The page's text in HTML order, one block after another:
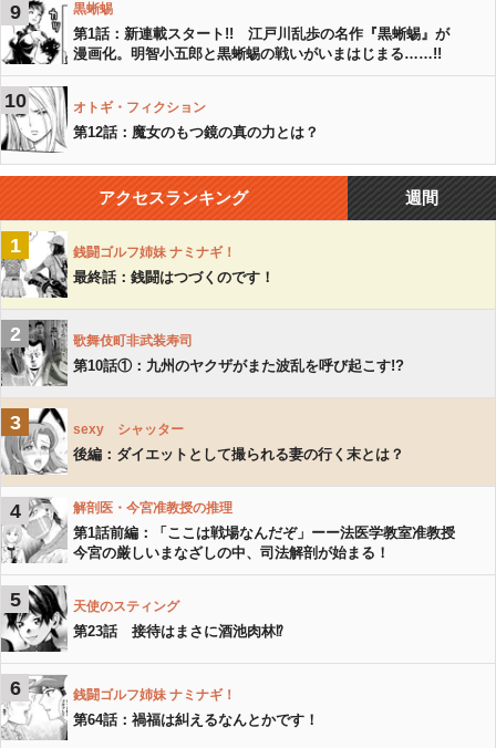
9 黒蜥蜴
第1話：新連載スタート!! 江戸川乱歩の名作『黒蜥蜴』が
漫画化。明智小五郎と黒蜥蜴の戦いがいまはじまる……!!
10 オトギ・フィクション
第12話：魔女のもつ鏡の真の力とは？
アクセスランキング 週間
1 銭闘ゴルフ姉妹 ナミナギ！
最終話：銭闘はつづくのです！
2 歌舞伎町非武装寿司
第10話①：九州のヤクザがまた波乱を呼び起こす!?
3 sexy シャッター
後編：ダイエットとして撮られる妻の行く末とは？
4 解剖医・今宮准教授の推理
第1話前編：「ここは戦場なんだぞ」ーー法医学教室准教授
今宮の厳しいまなざしの中、司法解剖が始まる！
5 天使のスティング
第23話 接待はまさに酒池肉林⁉︎
6 銭闘ゴルフ姉妹 ナミナギ！
第64話：禍福は糾えるなんとかです！